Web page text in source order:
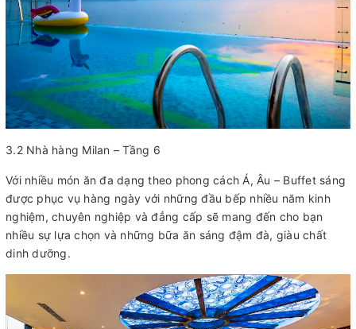
3.2 Nhà hàng Milan – Tầng 6
Với nhiều món ăn đa dạng theo phong cách Á, Âu – Buffet sáng
được phục vụ hàng ngày với những đầu bếp nhiều năm kinh
nghiệm, chuyên nghiệp và đẳng cấp sẽ mang đến cho bạn
nhiều sự lựa chọn và những bữa ăn sáng đậm đà, giàu chất
dinh dưỡng.